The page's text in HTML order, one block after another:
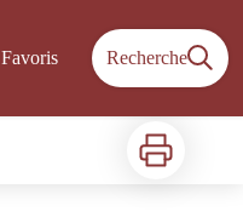
Favoris Recherche
Imprimer